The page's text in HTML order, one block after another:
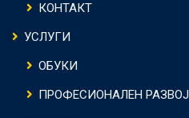
КОНТАКТ
УСЛУГИ
ОБУКИ
ПРОФЕСИОНАЛЕН РАЗВОЈ